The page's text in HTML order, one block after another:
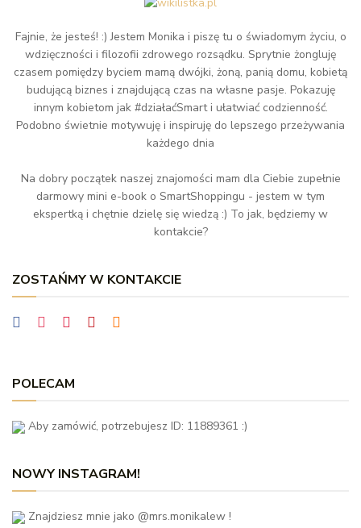
Fajnie, że jesteś! :) Jestem Monika i piszę tu o świadomym życiu, o
wdzięczności i filozofii zdrowego rozsądku. Sprytnie żongluję
czasem pomiędzy byciem mamą dwójki, żoną, panią domu, kobietą
budującą biznes i znajdującą czas na własne pasje. Pokazuję
innym kobietom jak #działaćSmart i ułatwiać codzienność.
Podobno świetnie motywuję i inspiruję do lepszego przeżywania
każdego dnia
Na dobry początek naszej znajomości mam dla Ciebie zupełnie
darmowy mini e-book o SmartShoppingu - jestem w tym
ekspertką i chętnie dzielę się wiedzą :) To jak, będziemy w
kontakcie?
ZOSTAŃMY W KONTAKCIE
POLECAM
Aby zamówić, potrzebujesz ID: 11889361 :)
NOWY INSTAGRAM!
Znajdziesz mnie jako @mrs.monikalew !